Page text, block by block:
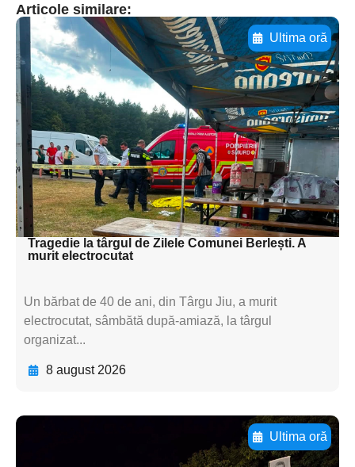
Articole similare:
Ultima oră
Adaugă aici textul pentru
subtitluAdaugă aici
textul pentru
subtitluAdaugă aici
textul pentru
subtitluAdaugă aici
textul pentru subti
Tragedie la târgul de Zilele Comunei Berlești. A
murit electrocutat
Un bărbat de 40 de ani, din Târgu Jiu, a murit
electrocutat, sâmbătă după-amiază, la târgul
organizat...
8 august 2026
Ultima oră